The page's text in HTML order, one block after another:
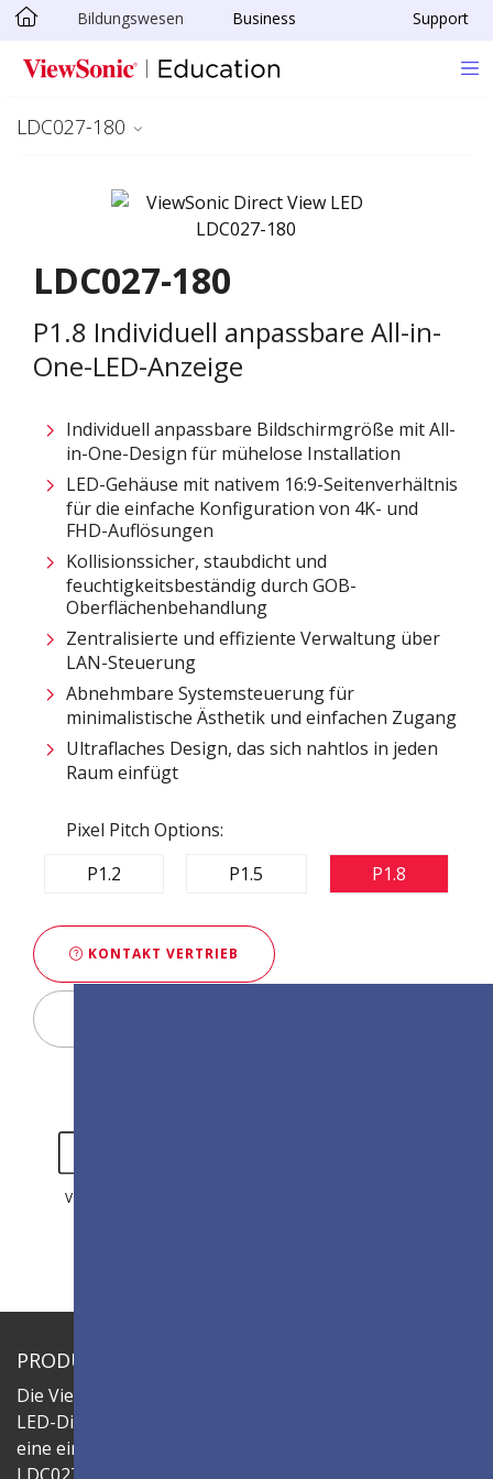
Skip to main content
Bildungswesen Business Support
LDC027-180
LDC027-180
P1.8 Individuell anpassbare All-in-
One-LED-Anzeige
Individuell anpassbare Bildschirmgröße mit All-
in-One-Design für mühelose Installation ​
LED-Gehäuse mit nativem 16:9-Seitenverhältnis
für die einfache Konfiguration von 4K- und
FHD-Auflösungen
Kollisionssicher, staubdicht und
feuchtigkeitsbeständig durch GOB-
Oberflächenbehandlung
Zentralisierte und effiziente Verwaltung über
LAN-Steuerung ​
Abnehmbare Systemsteuerung für
minimalistische Ästhetik und einfachen Zugang
Ultraflaches Design, das sich nahtlos in jeden
Raum einfügt
Pixel Pitch Options:
P1.2
P1.5 P1.8
KONTAKT VERTRIEB
VIDEO
PRODUKTÜBERSICHT
Die ViewSonic LDC-Serie ist ein innovatives All-in-One-
LED-Display, das in flexiblen Größen erhältlich ist und
eine einfache Installation bietet. Die LED-Gehäuse der
LDC027-180-Serie lassen sich kombinieren, um